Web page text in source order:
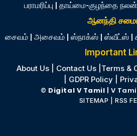
பராமரிப்பு | தாய்மை-குழந்தை நலன்
ஆனந்தி
சைவம் | அசைவம் | ஸ்நாக்ஸ் | ஸ்வீட்ஸ் |
Important
About Us Contact Us Terms &
GDPR Policy|
© Digital V Tamil | V
SITEMAP |RSS